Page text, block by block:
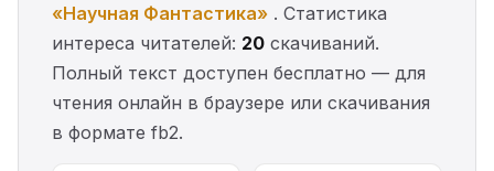
«Научная Фантастика» . Статистика
интереса читателей: 20 скачиваний.
Полный текст доступен бесплатно — для
чтения онлайн в браузере или скачивания
в формате fb2.